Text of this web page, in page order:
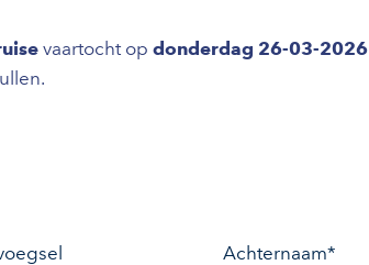
vaartocht op donderdag 26-03-2026
Achternaam*